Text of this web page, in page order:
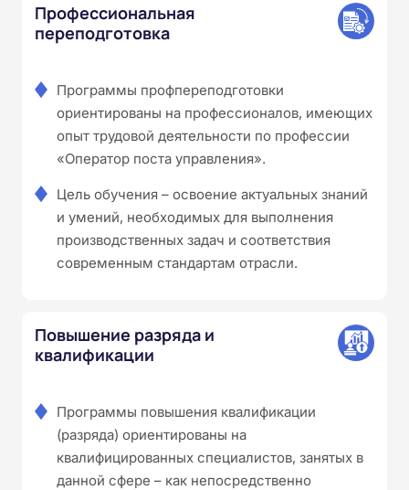
Профессиональная
переподготовка
Программы профпереподготовки
ориентированы на профессионалов, имеющих
опыт трудовой деятельности по профессии
«Оператор поста управления».
Цель обучения – освоение актуальных знаний
и умений, необходимых для выполнения
производственных задач и соответствия
современным стандартам отрасли.
Повышение разряда и
квалификации
Программы повышения квалификации
(разряда) ориентированы на
квалифицированных специалистов, занятых в
данной сфере – как непосредственно